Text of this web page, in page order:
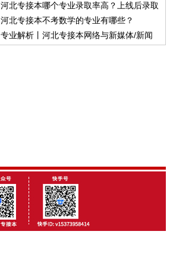
河北专接本哪个专业录取率高？上线后录取
率在90%以上专业盘点来了！
河北专接本不考数学的专业有哪些？
专业解析丨河北专接本网络与新媒体/新闻